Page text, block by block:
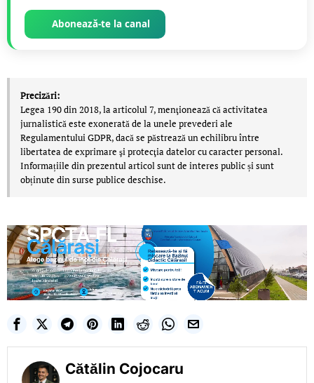
Abonează-te la canal
Precizări:
Legea 190 din 2018, la articolul 7, menţionează că activitatea
jurnalistică este exonerată de la unele prevederi ale
Regulamentului GDPR, dacă se păstrează un echilibru între
libertatea de exprimare şi protecţia datelor cu caracter personal.
Informațiile din prezentul articol sunt de interes public și sunt
obținute din surse publice deschise.
Cătălin Cojocaru